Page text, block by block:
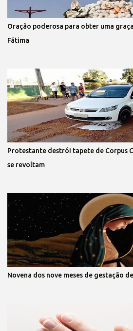
Oração poderosa para obter uma
Fátima
Protestante destrói tapete de Corpus
se revoltam
Novena dos nove meses de gestação